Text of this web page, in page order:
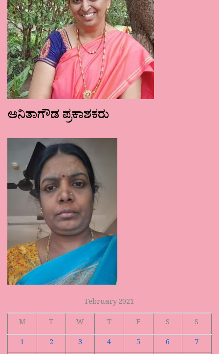
ಅನಿತಾಗೌಡ ಪ್ರಕಾಶಕರು
February 2021
M
T W T F S
S
1
2 3 4 5 6
7